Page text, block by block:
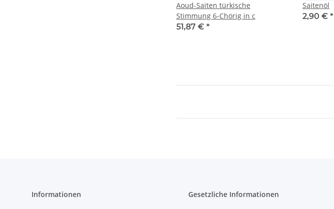
Aoud-Saiten türkische
Stimmung 6-Chörig in c
51,87 € *
Saitenöl
2,90 € *
Informationen Gesetzliche Informationen